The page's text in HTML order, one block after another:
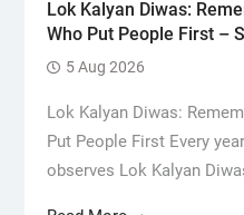
Lok Kalyan Diwas:
Who Put People First –
5 Aug 2026
Lok Kalyan Diwas:
Put People First Every
observes Lok Kalyan